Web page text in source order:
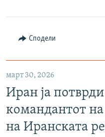
Сподели
март 30, 2026
Иран ја
командантот
на Иранската